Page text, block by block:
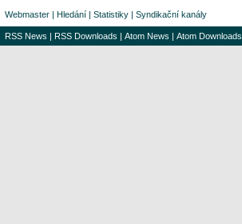
Webmaster | Hledání | Statistiky | Syndikační kanály
RSS News | RSS Downloads | Atom News | Atom Downloads